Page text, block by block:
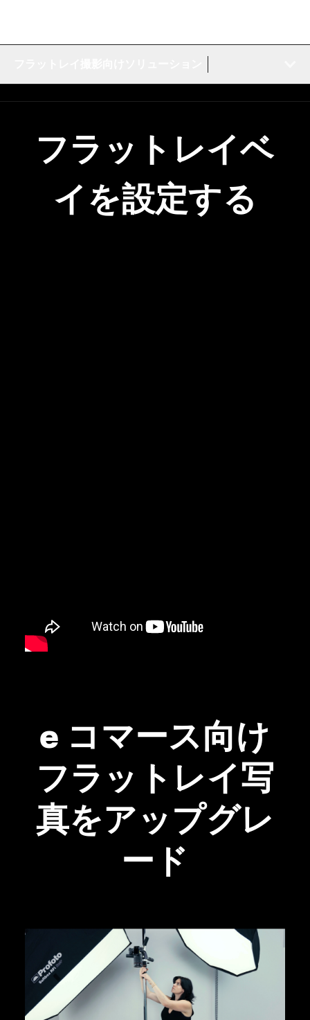
フラットレイベ
イを設定する
e コマース向け
フラットレイ写
真をアップグレ
ード